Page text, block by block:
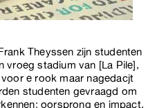
Theyssen zijn studenten
vroeg stadium van [La Pile],
e rook maar nagedacjt
studenten gevraagd om
oorsprong en impact,